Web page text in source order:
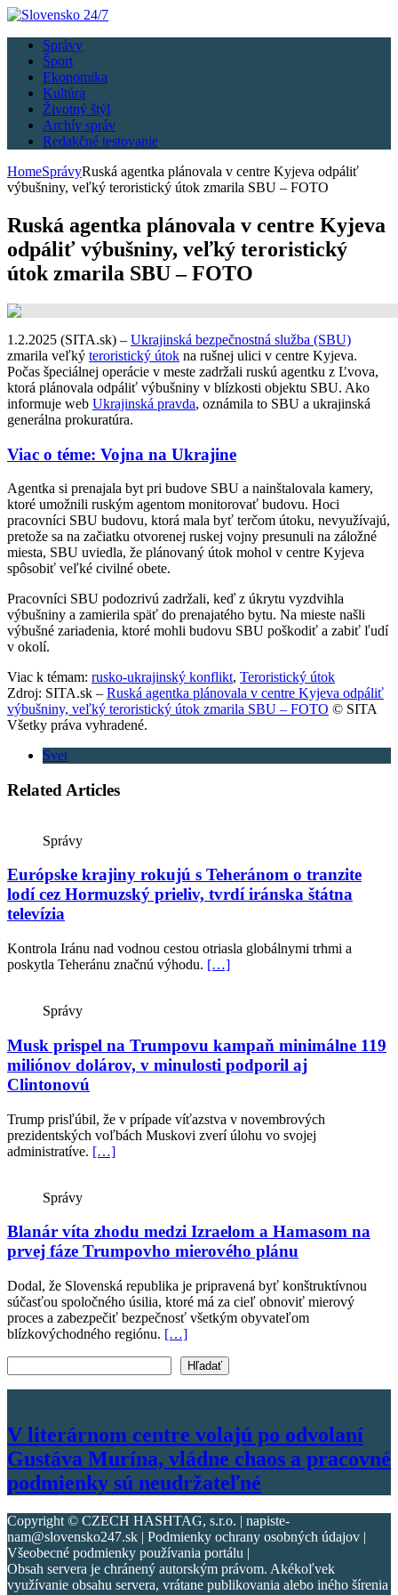
Správy
Šport
Ekonomika
Kultúra
Životný štýl
Archív správ
Redakčné testovanie
HomeSprávyRuská agentka plánovala v centre Kyjeva odpáliť
výbušniny, veľký teroristický útok zmarila SBU – FOTO
Ruská agentka plánovala v centre Kyjeva
odpáliť výbušniny, veľký teroristický
útok zmarila SBU – FOTO
1.2.2025 (SITA.sk) – Ukrajinská bezpečnostná služba (SBU)
zmarila veľký teroristický útok na rušnej ulici v centre Kyjeva.
Počas špeciálnej operácie v meste zadržali ruskú agentku z Ľvova,
ktorá plánovala odpáliť výbušniny v blízkosti objektu SBU. Ako
informuje web Ukrajinská pravda, oznámila to SBU a ukrajinská
generálna prokuratúra.
Viac o téme: Vojna na Ukrajine
Agentka si prenajala byt pri budove SBU a nainštalovala kamery,
ktoré umožnili ruským agentom monitorovať budovu. Hoci
pracovníci SBU budovu, ktorá mala byť terčom útoku, nevyužívajú,
pretože sa na začiatku otvorenej ruskej vojny presunuli na záložné
miesta, SBU uviedla, že plánovaný útok mohol v centre Kyjeva
spôsobiť veľké civilné obete.
Pracovníci SBU podozrivú zadržali, keď z úkrytu vyzdvihla
výbušniny a zamierila späť do prenajatého bytu. Na mieste našli
výbušné zariadenia, ktoré mohli budovu SBU poškodiť a zabiť ľudí
v okolí.
Viac k témam: rusko-ukrajinský konflikt, Teroristický útok
Zdroj: SITA.sk – Ruská agentka plánovala v centre Kyjeva odpáliť
výbušniny, veľký teroristický útok zmarila SBU – FOTO © SITA
Všetky práva vyhradené.
Svet
Related Articles
Správy
Európske krajiny rokujú s Teheránom o tranzite
lodí cez Hormuzský prieliv, tvrdí iránska štátna
televízia
Kontrola Iránu nad vodnou cestou otriasla globálnymi trhmi a
poskytla Teheránu značnú výhodu. […]
Správy
Musk prispel na Trumpovu kampaň minimálne 119
miliónov dolárov, v minulosti podporil aj
Clintonovú
Trump prisľúbil, že v prípade víťazstva v novembrových
prezidentských voľbách Muskovi zverí úlohu vo svojej
administratíve. […]
Správy
Blanár víta zhodu medzi Izraelom a Hamasom na
prvej fáze Trumpovho mierového plánu
Dodal, že Slovenská republika je pripravená byť konštruktívnou
súčasťou spoločného úsilia, ktoré má za cieľ obnoviť mierový
proces a zabezpečiť bezpečnosť všetkým obyvateľom
blízkovýchodného regiónu. […]
Hľadať
V literárnom centre volajú po odvolaní
Gustáva Murína, vládne chaos a pracovné
podmienky sú neudržateľné
Copyright © CZECH HASHTAG, s.r.o. | napiste-
nam@slovensko247.sk | Podmienky ochrany osobných údajov |
Všeobecné podmienky používania portálu |
Obsah servera je chránený autorským právom. Akékoľvek
využívanie obsahu servera, vrátane publikovania alebo iného šírenia